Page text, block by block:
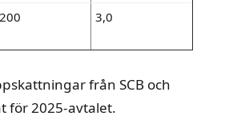
3,0
från SCB och
för 2025-avtalet.